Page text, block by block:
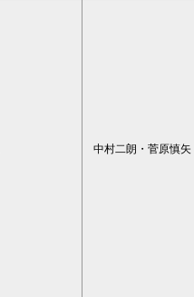
中村二朗・菅原慎矢